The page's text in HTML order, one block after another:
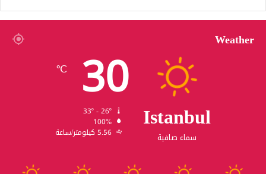
Weather
Istanbul
سماء صافية
30
℃
100%
5.56 كيلومتر/ساعة